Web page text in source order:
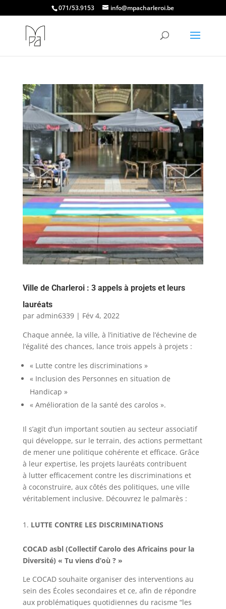
071/53.9153 info@mpacharleroi.be
Ville de Charleroi : 3 appels à projets et leurs
lauréats
par admin6339| Fév 4, 2022
Chaque année, la ville, à l’initiative de l’échevine de
l’égalité des chances, lance trois appels à projets :
« Lutte contre les discriminations »
« Inclusion des Personnes en situation de
Handicap »
« Amélioration de la santé des carolos ».
Il s’agit d’un important soutien au secteur associatif
qui développe, sur le terrain, des actions permettant
de mener une politique cohérente et efficace. Grâce
à leur expertise, les projets lauréats contribuent
à lutter efficacement contre les discriminations et
à coconstruire, aux côtés des politiques, une ville
véritablement inclusive. Découvrez le palmarès :
LUTTE CONTRE LES DISCRIMINATIONS
COCAD asbl (Collectif Carolo des Africains pour la
Diversité) « Tu viens d’où ? »
Le COCAD souhaite organiser des interventions au
sein des Écoles secondaires et ce, afin de répondre
aux problématiques quotidiennes du racisme ​“les